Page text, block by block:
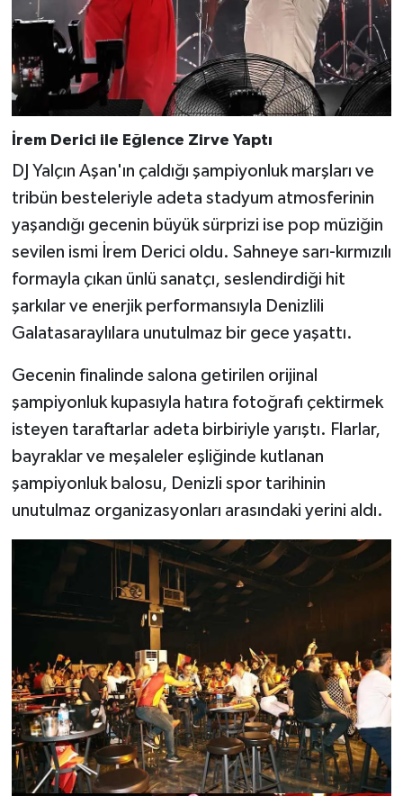
İrem Derici ile Eğlence Zirve Yaptı
DJ Yalçın Aşan'ın çaldığı şampiyonluk marşları ve
tribün besteleriyle adeta stadyum atmosferinin
yaşandığı gecenin büyük sürprizi ise pop müziğin
sevilen ismi İrem Derici oldu. Sahneye sarı-kırmızılı
formayla çıkan ünlü sanatçı, seslendirdiği hit
şarkılar ve enerjik performansıyla Denizlili
Galatasaraylılara unutulmaz bir gece yaşattı.
Gecenin finalinde salona getirilen orijinal
şampiyonluk kupasıyla hatıra fotoğrafı çektirmek
isteyen taraftarlar adeta birbiriyle yarıştı. Flarlar,
bayraklar ve meşaleler eşliğinde kutlanan
şampiyonluk balosu, Denizli spor tarihinin
unutulmaz organizasyonları arasındaki yerini aldı.